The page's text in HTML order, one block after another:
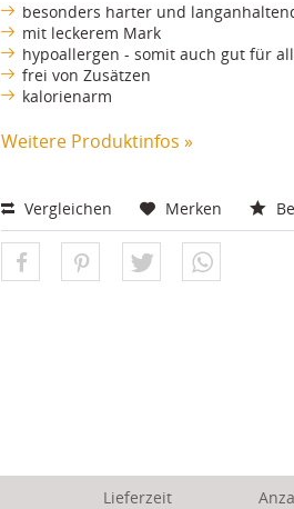
besonders harter und
mit leckerem Mark
hypoallergen - somit auch gut für
frei von Zusätzen
kalorienarm
Weitere Produktinfos »
Vergleichen Merken
Lieferzeit